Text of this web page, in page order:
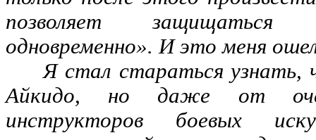
позволяет защищаться
одновременно». И это меня
Я стал стараться узнать,
Айкидо, но даже от
инструкторов боевых